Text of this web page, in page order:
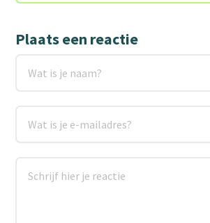
Plaats een reactie